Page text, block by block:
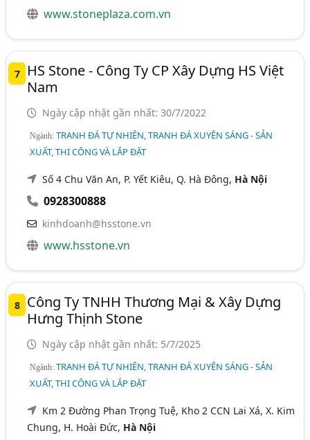
www.stoneplaza.com.vn
7
HS Stone - Công Ty CP Xây Dựng HS Việt
Nam
Ngày cập nhật gần nhất: 30/7/2022
Ngành:TRANH ĐÁ TỰ NHIÊN, TRANH ĐÁ XUYÊN SÁNG - SẢN
XUẤT, THI CÔNG VÀ LẮP ĐẶT
Số 4 Chu Văn An, P. Yết Kiêu, Q. Hà Đông, Hà Nội
0928300888
kinhdoanh@hsstone.vn
www.hsstone.vn
8
Công Ty TNHH Thương Mại & Xây Dựng
Hưng Thịnh Stone
Ngày cập nhật gần nhất: 5/7/2025
Ngành:TRANH ĐÁ TỰ NHIÊN, TRANH ĐÁ XUYÊN SÁNG - SẢN
XUẤT, THI CÔNG VÀ LẮP ĐẶT
Km 2 Đường Phan Trọng Tuệ, Kho 2 CCN Lai Xá, X. Kim
Chung, H. Hoài Đức, Hà Nội